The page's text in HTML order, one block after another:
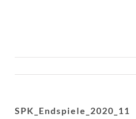
SPK_Endspiele_2020_11